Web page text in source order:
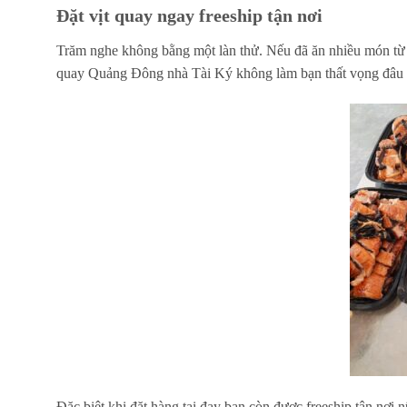
Đặt vịt quay ngay freeship tận nơi
Trăm nghe không bằng một làn thử. Nếu đã ăn nhiều món
quay Quảng Đông nhà Tài Ký không làm bạn thất vọng đâu